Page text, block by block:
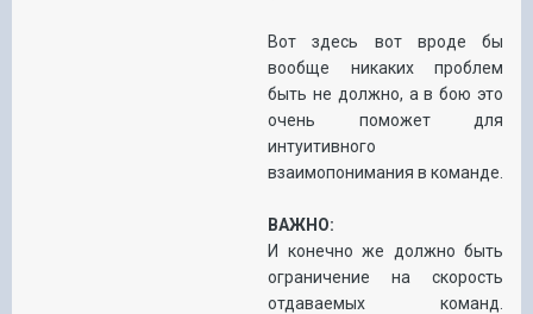
Вот здесь вот вроде бы
вообще никаких проблем
быть не должно, а в бою это
очень поможет для
интуитивного
взаимопонимания в команде.
ВАЖНО:
И конечно же должно быть
ограничение на скорость
отдаваемых команд.